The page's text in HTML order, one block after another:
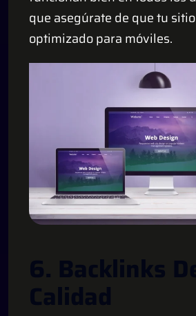
que asegúrate de que tu
optimizado para móviles.
6. Backlinks
Calidad